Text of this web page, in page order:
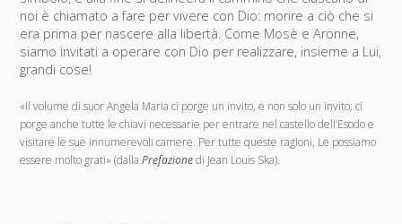
noi è chiamato a fare per vivere con Dio: morire a ciò che si
era prima per nascere alla libertà. Come Mosè e Aronne,
siamo invitati a operare con Dio per realizzare, insieme a Lui,
grandi cose!
«Il volume di suor Angela Maria ci porge un invito, e non solo un invito; ci
porge anche tutte le chiavi necessarie per entrare nel castello dell’Esodo e
visitare le sue innumerevoli camere. Per tutte queste ragioni, Le possiamo
essere molto grati» (dallaPrefazionedi Jean Louis Ska).